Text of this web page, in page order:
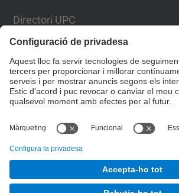
Directori UPC
Formulari de contacte
Llista Xarxes Socials
Facultat de Matemàtiques i Estadí­stica.